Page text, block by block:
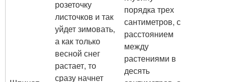
розеточку
листочков и так
уйдет зимовать,
а как только
весной снег
растает, то
сразу начнет
порядка трех
сантиметров, с
расстоянием
между
растениями в
десять